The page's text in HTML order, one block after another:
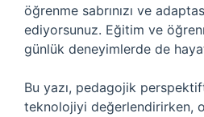
öğrenme sabrınızı ve
ediyorsunuz. Eğitim ve
günlük deneyimlerde de
Bu yazı, pedagojik
teknolojiyi değerlendirirken,